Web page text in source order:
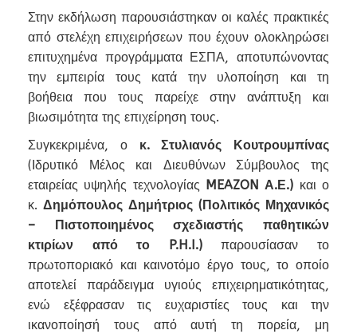
Στην εκδήλωση παρουσιάστηκαν οι καλές πρακτικές
από στελέχη επιχειρήσεων που έχουν ολοκληρώσει
επιτυχημένα προγράμματα ΕΣΠΑ, αποτυπώνοντας
την εμπειρία τους κατά την υλοποίηση και τη
βοήθεια που τους παρείχε στην ανάπτυξη και
βιωσιμότητα της επιχείρηση τους.
Συγκεκριμένα, ο κ. Στυλιανός Κουτρουμπίνας
(Ιδρυτικό Μέλος και Διευθύνων Σύμβουλος της
εταιρείας υψηλής τεχνολογίας MEAZON Α.Ε.) και ο
κ. Δημόπουλος Δημήτριος (Πολιτικός Μηχανικός
– Πιστοποιημένος σχεδιαστής παθητικών
κτιρίων από το P.H.I.)παρουσίασαν το
πρωτοποριακό και καινοτόμο έργο τους, το οποίο
αποτελεί παράδειγμα υγιούς επιχειρηματικότητας,
ενώ εξέφρασαν τις ευχαριστίες τους και την
ικανοποίησή τους από αυτή τη πορεία, μη